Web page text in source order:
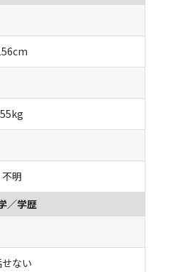
55kg
不明
／学歴
せない